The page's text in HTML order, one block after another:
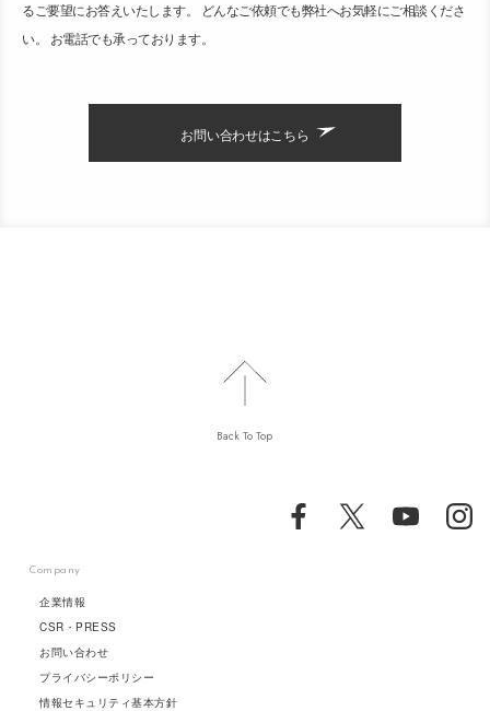
るご要望にお答えいたします。 どんなご依頼でも弊社へお気軽にご相談くださ
い。 お電話でも承っております。
お問い合わせはこちら
Back To Top
Company
企業情報
CSR・PRESS
お問い合わせ
プライバシーポリシー
情報セキュリティ基本方針